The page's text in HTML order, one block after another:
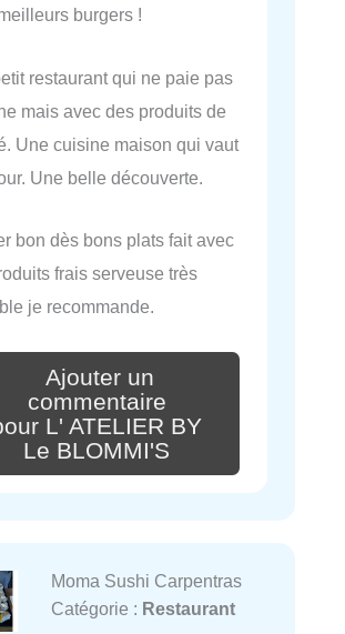
burgers !
restaurant qui ne paie pas
mais avec des produits de
Une cuisine maison qui vaut
Une belle découverte.
bon dès bons plats fait avec
frais serveuse très
je recommande.
Ajouter un
commentaire
L' ATELIER BY
Le BLOMMI'S
Moma Sushi Carpentras
Catégorie : Restaurant